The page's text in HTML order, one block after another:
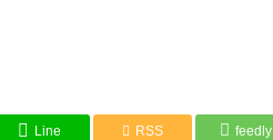
Line RSS feedly